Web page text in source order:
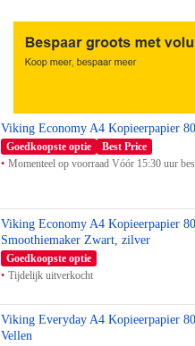
Viking Economy A4 Kopieerpapier
Goedkoopste optie
Best Price
Momenteel op voorraad Vóór 15:30 uur
Viking Economy A4 Kopieerpapier
Smoothiemaker Zwart, zilver
Goedkoopste optie
Tijdelijk uitverkocht
Viking Everyday A4 Kopieerpapier
Vellen